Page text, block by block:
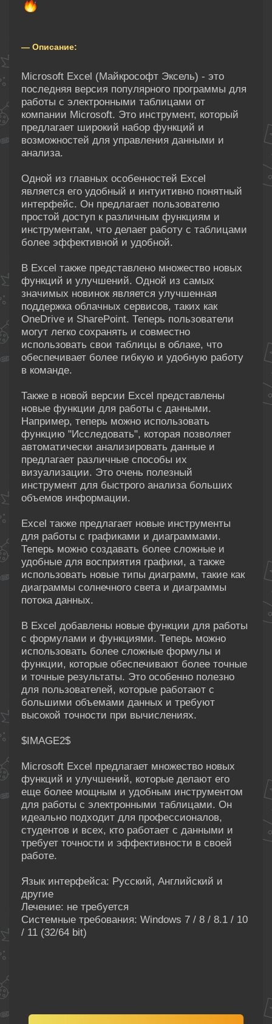
— Описание:
Microsoft Excel (Майкрософт Эксель) - это
последняя версия популярного программы для
работы с электронными таблицами от
компании Microsoft. Это инструмент, который
предлагает широкий набор функций и
возможностей для управления данными и
анализа.
Одной из главных особенностей Excel
является его удобный и интуитивно понятный
интерфейс. Он предлагает пользователю
простой доступ к различным функциям и
инструментам, что делает работу с таблицами
более эффективной и удобной.
В Excel также представлено множество новых
функций и улучшений. Одной из самых
значимых новинок является улучшенная
поддержка облачных сервисов, таких как
OneDrive и SharePoint. Теперь пользователи
могут легко сохранять и совместно
использовать свои таблицы в облаке, что
обеспечивает более гибкую и удобную работу
в команде.
Также в новой версии Excel представлены
новые функции для работы с данными.
Например, теперь можно использовать
функцию "Исследовать", которая позволяет
автоматически анализировать данные и
предлагает различные способы их
визуализации. Это очень полезный
инструмент для быстрого анализа больших
объемов информации.
Excel также предлагает новые инструменты
для работы с графиками и диаграммами.
Теперь можно создавать более сложные и
удобные для восприятия графики, а также
использовать новые типы диаграмм, такие как
диаграммы солнечного света и диаграммы
потока данных.
В Excel добавлены новые функции для работы
с формулами и функциями. Теперь можно
использовать более сложные формулы и
функции, которые обеспечивают более точные
и точные результаты. Это особенно полезно
для пользователей, которые работают с
большими объемами данных и требуют
высокой точности при вычислениях.
$IMAGE2$
Microsoft Excel предлагает множество новых
функций и улучшений, которые делают его
еще более мощным и удобным инструментом
для работы с электронными таблицами. Он
идеально подходит для профессионалов,
студентов и всех, кто работает с данными и
требует точности и эффективности в своей
работе.
Язык интерфейса: Русский, Английский и
другие
Лечение: не требуется
Системные требования: Windows 7 / 8 / 8.1 / 10
/ 11 (32/64 bit)